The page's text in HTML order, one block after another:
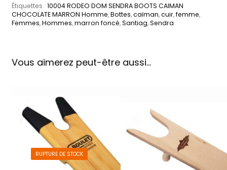
Étiquettes : 10004 RODEO DOM SENDRA BOOTS CAIMAN
CHOCOLATE MARRON Homme,Bottes,caïman,cuir,femme,
Femmes,Hommes,marron foncé,Santiag,Sendra
Vous aimerez peut-être aussi…
RUPTURE DE STOCK